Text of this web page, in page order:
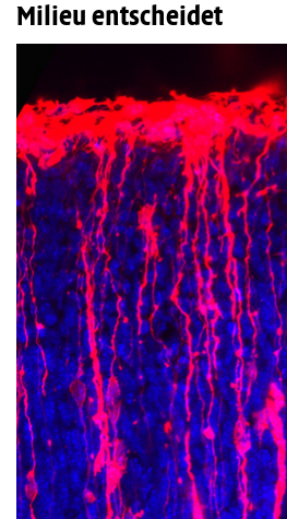
Milieu entscheidet